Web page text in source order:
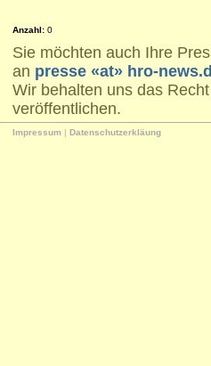
Anzahl: 0
Sie möchten auch Ihre
an presse «at» hro-
Wir behalten uns das
veröffentlichen.
Impressum | Datenschutzerkläung